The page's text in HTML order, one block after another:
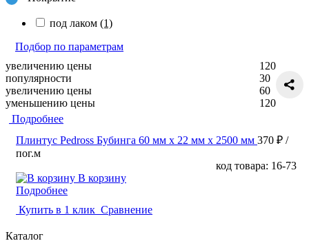
под лаком (1)
Подбор по параметрам
увеличению цены
популярности
увеличению цены
уменьшению цены
120
30
60
120
Подробнее
Плинтус Pedross Бубинга 60 мм х 22 мм х 2500 мм 370 ₽ /
пог.м
код товара: 16-73
В корзину
Подробнее
Купить в 1 клик Сравнение
Каталог